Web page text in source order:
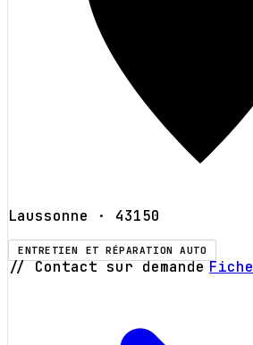
Laussonne · 43150
ENTRETIEN ET RÉPARATION AUTO
// Contact sur demande Fiche